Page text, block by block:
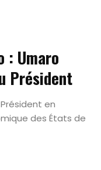
: Umaro
Président
en
des États de